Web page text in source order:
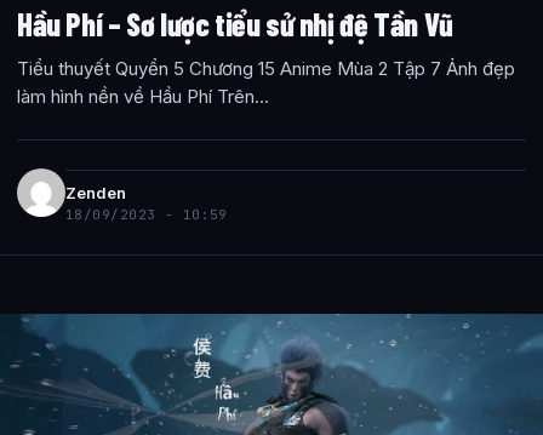
Hầu Phí – Sơ lược tiểu sử nhị đệ Tần Vũ
Tiểu thuyết Quyển 5 Chương 15 Anime Mùa 2 Tập 7 Ảnh đẹp
làm hình nền về Hầu Phí Trên...
Zenden
18/09/2023 - 10:59